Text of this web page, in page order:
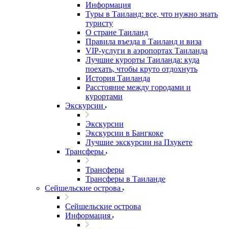
Информация
Туры в Таиланд: все, что нужно знать
туристу
О стране Таиланд
Правила въезда в Таиланд и виза
VIP-услуги в аэропортах Таиланда
Лучшие курорты Таиланда: куда
поехать, чтобы круто отдохнуть
История Таиланда
Расстояние между городами и
курортами
Экскурсии
Экскурсии
Экскурсии в Бангкоке
Лучшие экскурсии на Пхукете
Трансферы
Трансферы
Трансферы в Таиланде
Сейшельские острова
Сейшельские острова
Информация